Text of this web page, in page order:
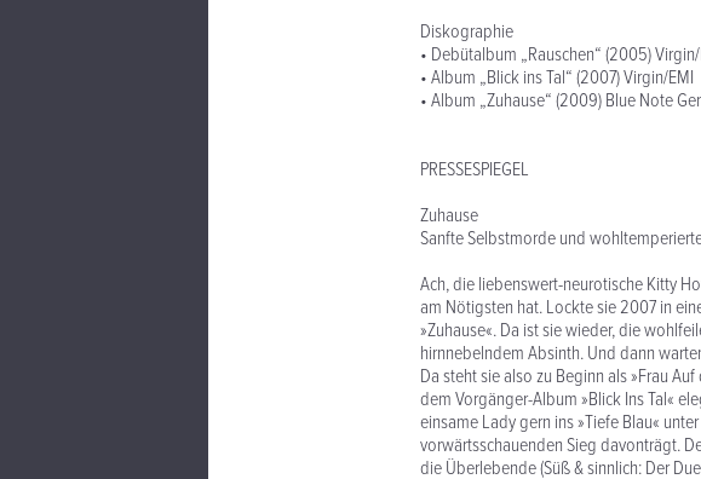
Diskographie
• Debütalbum „Rauschen“ (2005)
• Album „Blick ins Tal“ (2007) Virgin/EMI
• Album „Zuhause“ (2009) Blue Note
PRESSESPIEGEL
Zuhause
Sanfte Selbstmorde und
Ach, die liebenswert-neurotische Kitty
am Nötigsten hat. Lockte sie 2007 in
»Zuhause«. Da ist sie wieder, die
hirnnebelndem Absinth. Und dann
Da steht sie also zu Beginn als »Frau
dem Vorgänger-Album »Blick Ins Tal«
einsame Lady gern ins »Tiefe Blau«
vorwärtsschauenden Sieg davonträgt.
die Überlebende (Süß & sinnlich: Der